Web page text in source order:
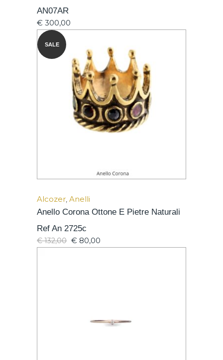
AN07AR
€ 300,00
SALE
Alcozer, Anelli
Anello Corona Ottone E Pietre Naturali
Ref An 2725c
€132,00 € 80,00